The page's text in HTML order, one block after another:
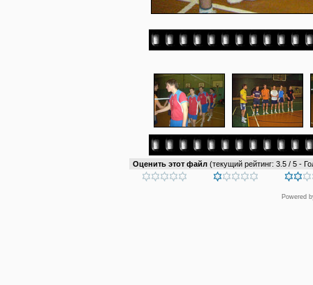
Оценить этот файл (текущий рейтинг: 3.5 / 5 -
Powered